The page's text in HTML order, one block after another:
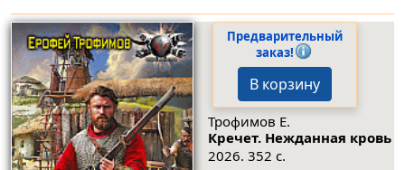
Предварительный
заказ!
В корзину
Трофимов Е.
Кречет. Нежданная кровь
2026. 352 с.